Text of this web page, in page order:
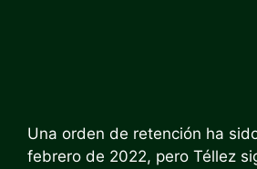
Una orden de retención ha
febrero de 2022, pero Téllez